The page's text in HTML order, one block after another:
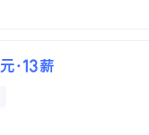
·13薪